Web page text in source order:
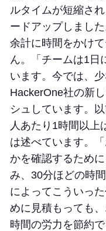
ルタイムが短縮さ
ードアップしまし
余計に時間をかけ
ん。「チームは1日
います。今では、
HackerOne社の新
シュしています。
人あたり1時間以上
は述べています。
かを確認するため
み、30分ほどの時
によってこういっ
めに見積もっても
時間の労力を節約で